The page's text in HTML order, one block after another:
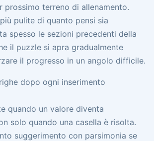
prossimo terreno di allenamento.
pulite di quanto pensi sia
spesso le sezioni precedenti della
il puzzle si apra gradualmente
il progresso in un angolo difficile.
dopo ogni inserimento
quando un valore diventa
solo quando una casella è risolta.
suggerimento con parsimonia se